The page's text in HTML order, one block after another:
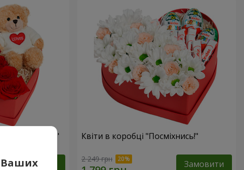
презент"
Замовити
Квіти в коробці "Посміхнись!"
2 249 грн Замовити
Ваших